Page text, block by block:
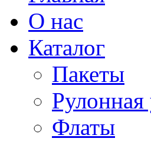
О нас
Каталог
Пакеты
Рулонная
Флаты